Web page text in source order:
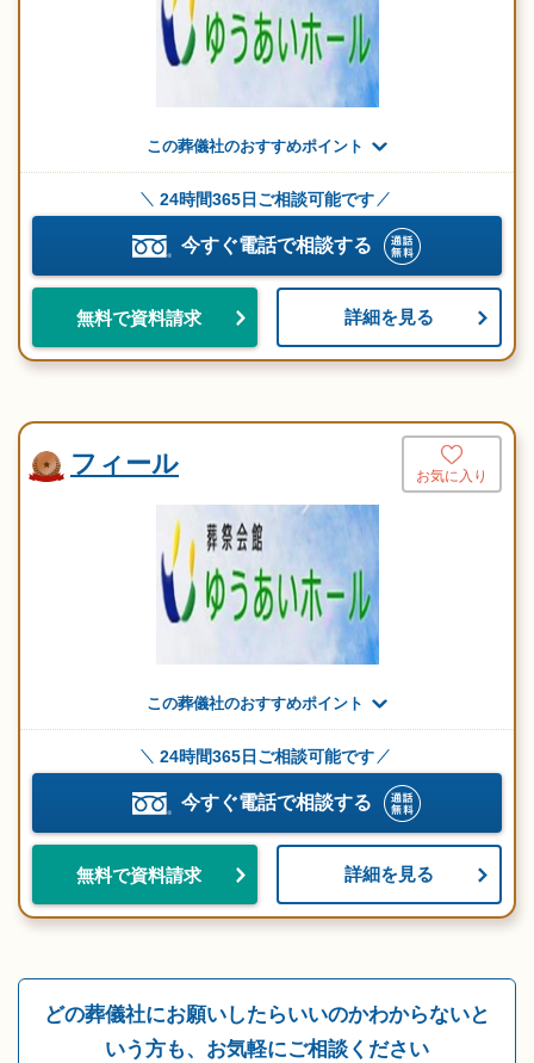
この葬儀社のおすすめポイント
24時間365日ご相談可能です
今すぐ電話で相談する
無料で資料請求 詳細を見る
フィール お気に入り
この葬儀社のおすすめポイント
24時間365日ご相談可能です
今すぐ電話で相談する
無料で資料請求 詳細を見る
どの葬儀社にお願いしたらいいのかわからないと
いう方も、お気軽にご相談ください